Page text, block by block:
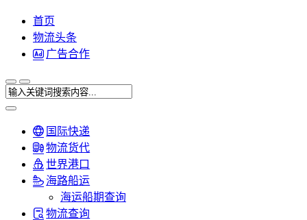
首页
物流头条
广告合作
国际快递
物流货代
世界港口
海路船运
海运船期查询
物流查询